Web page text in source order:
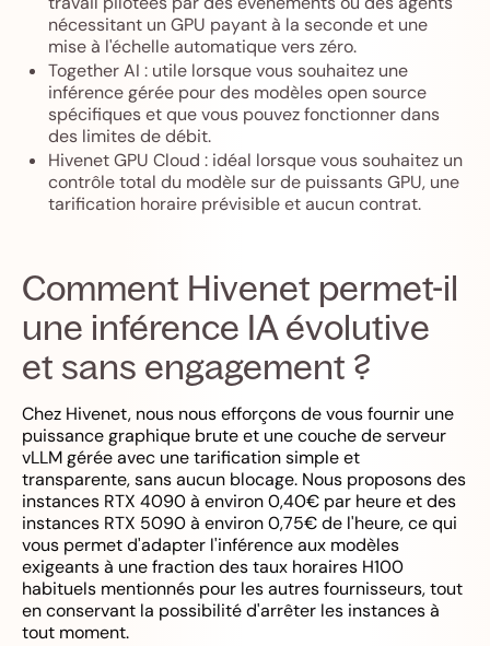
nécessitant un GPU payant à la seconde et une
mise à l'échelle automatique vers zéro.
Together AI : utile lorsque vous souhaitez une
inférence gérée pour des modèles open source
spécifiques et que vous pouvez fonctionner dans
des limites de débit.
Hivenet GPU Cloud : idéal lorsque vous souhaitez un
contrôle total du modèle sur de puissants GPU, une
tarification horaire prévisible et aucun contrat.
Comment Hivenet permet-il
une inférence IA évolutive
et sans engagement ?
Chez Hivenet, nous nous efforçons de vous fournir une
puissance graphique brute et une couche de serveur
vLLM gérée avec une tarification simple et
transparente, sans aucun blocage. Nous proposons des
instances RTX 4090 à environ 0,40€ par heure et des
instances RTX 5090 à environ 0,75€ de l'heure, ce qui
vous permet d'adapter l'inférence aux modèles
exigeants à une fraction des taux horaires H100
habituels mentionnés pour les autres fournisseurs, tout
en conservant la possibilité d'arrêter les instances à
tout moment.